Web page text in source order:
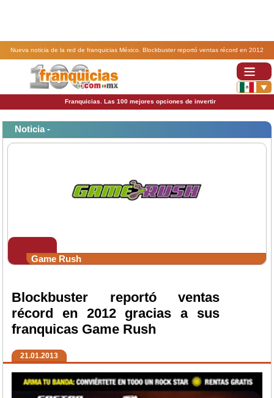
Nueva noticia de la red de franquicias México. Blockbuster reportó ventas récord en 2012
gracias a sus franquicas Game Rush.
Franquicias. Las 100 mejores opciones de invertir
Noticia -
Game Rush
Blockbuster reportó ventas
récord en 2012 gracias a sus
franquicas Game Rush
21.01.2013